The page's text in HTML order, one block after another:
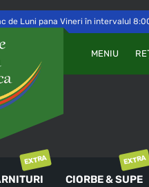
de Luni pana Vineri în intervalul
MENIU
EXTRA
CIORBE & SUPE
EXTRA